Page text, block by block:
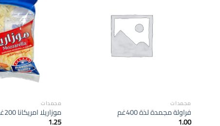
مجمدات
فراولة مجمدة لذة 400غم
1.00
مجمدات
موزاريلا امريكانا 200غم
1.25